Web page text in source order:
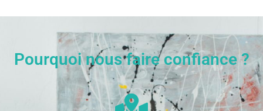
Pourquoi nous faire confiance ?